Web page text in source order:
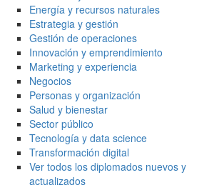
Energía y recursos naturales
Estrategia y gestión
Gestión de operaciones
Innovación y emprendimiento
Marketing y experiencia
Negocios
Personas y organización
Salud y bienestar
Sector público
Tecnología y data science
Transformación digital
Ver todos los diplomados nuevos y
actualizados